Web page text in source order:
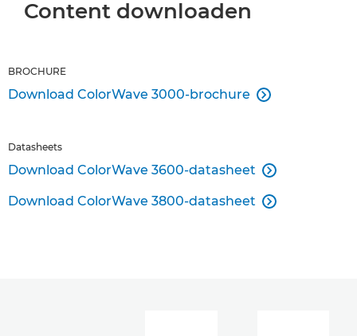
Content downloaden
BROCHURE
Download ColorWave 3000-brochure 
Datasheets
Download ColorWave 3600-datasheet 
Download ColorWave 3800-datasheet 